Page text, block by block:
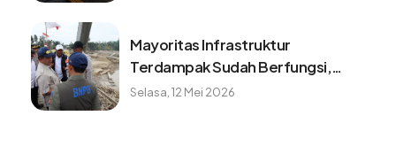
Mayoritas Infrastruktur
Terdampak Sudah Berfungsi,
Konektivitas dan Logistik
Selasa, 12 Mei 2026